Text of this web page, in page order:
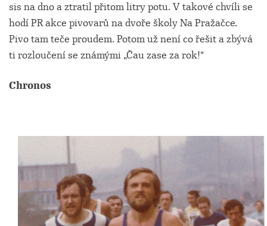
sis na dno a ztratil přitom litry potu. V takové chvíli se
hodí PR akce pivovarů na dvoře školy Na Pražačce.
Pivo tam teče proudem. Potom už není co řešit a zbývá
ti rozloučení se známými „Čau zase za rok!“
Chronos